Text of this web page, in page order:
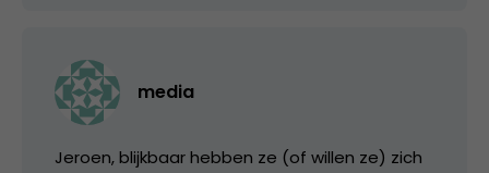
media
Jeroen, blijkbaar hebben ze (of willen ze) zich